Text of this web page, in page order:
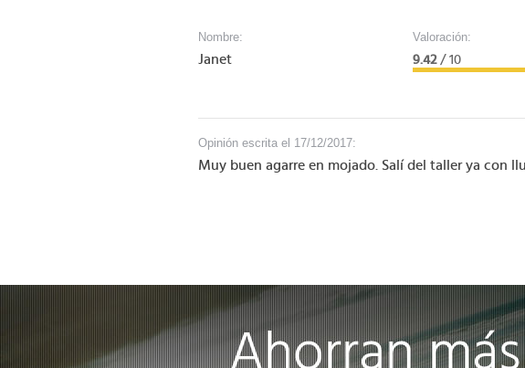
Nombre:
Janet
Valoración:
9.42/ 10
Opinión escrita el 17/12/2017:
Muy buen agarre en mojado. Salí del taller ya con